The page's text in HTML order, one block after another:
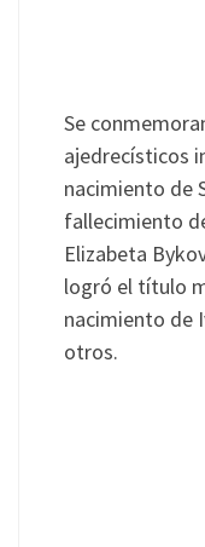
Se
ajedrecísticos
nacimiento de
fallecimiento
Elizabeta
logró el título
nacimiento de
otros.